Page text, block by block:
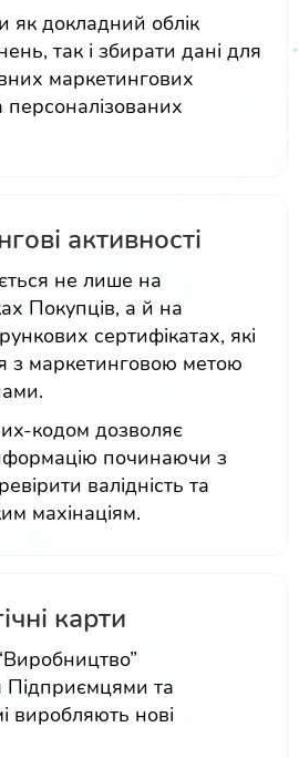
як докладний облік
так і збирати дані для
маркетингових
персоналізованих
активності
не лише на
Покупців, а й на
сертифікатах, які
з маркетинговою метою
кодом дозволяє
починаючи з
валідність та
махінаціям.
карти
Підприємцями та
виробляють нові